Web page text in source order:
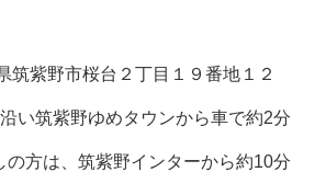
紫野市桜台２丁目１９番地１２
い筑紫野ゆめタウンから車で約2分
の方は、筑紫野インターから約10分